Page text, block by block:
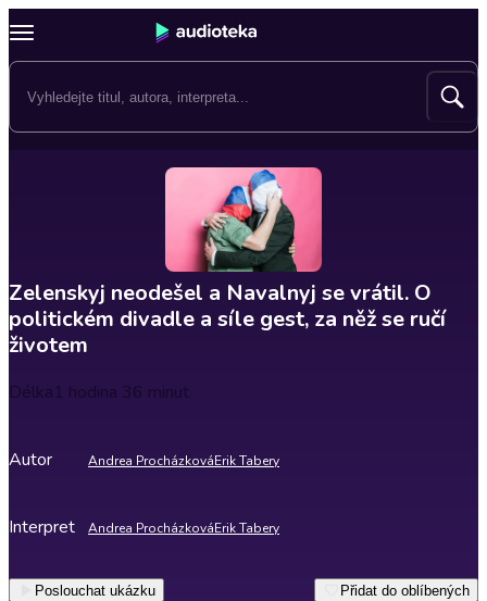
Zelenskyj neodešel a Navalnyj se vrátil. O
politickém divadle a síle gest, za něž se ručí
životem
Délka1 hodina 36 minut
Autor Andrea ProcházkováErik Tabery
Interpret Andrea ProcházkováErik Tabery
Poslouchat ukázku Přidat do oblíbených